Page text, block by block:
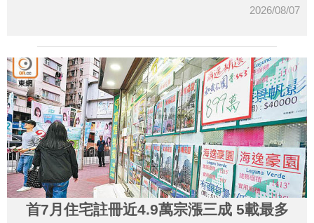
2026/08/07
首7月住宅註冊近4.9萬宗漲三成 5載最多